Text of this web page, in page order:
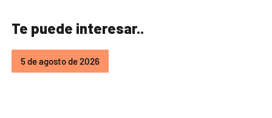
Te puede interesar..
5 de agosto de 2026